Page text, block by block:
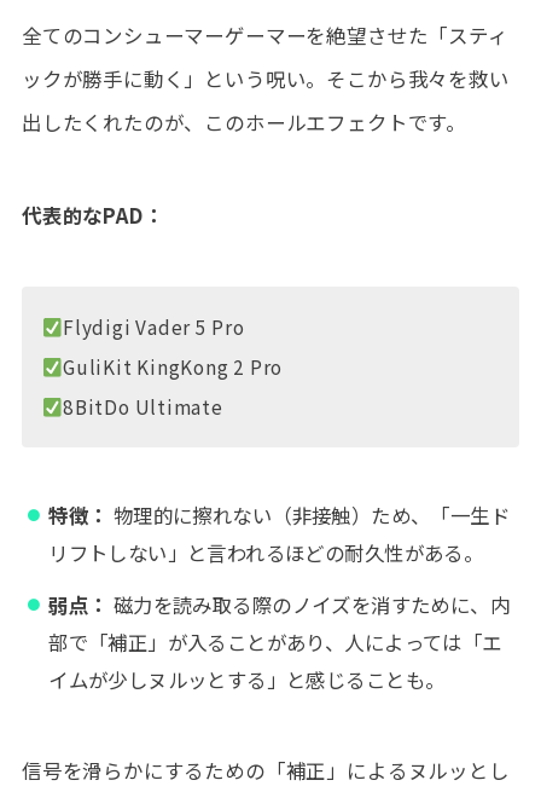
全てのコンシューマーゲーマーを絶望させた「スティ
ックが勝手に動く」という呪い。そこから我々を救い
出したくれたのが、このホールエフェクトです。
代表的なPAD：
Flydigi Vader 5 Pro
GuliKit KingKong 2 Pro
8BitDo Ultimate
特徴： 物理的に擦れない（非接触）ため、「一生ド
リフトしない」と言われるほどの耐久性がある。
弱点： 磁力を読み取る際のノイズを消すために、内
部で「補正」が入ることがあり、人によっては「エ
イムが少しヌルッとする」と感じることも。
信号を滑らかにするための「補正」によるヌルッとし